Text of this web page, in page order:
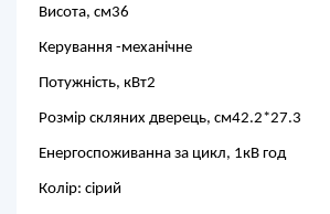
Висота, см36
Керування -механічне
Потужність, кВт2
Розмір скляних дверець, см42.2*27.3
Енергоспоживанна за цикл, 1кВ год
Колір: сірий